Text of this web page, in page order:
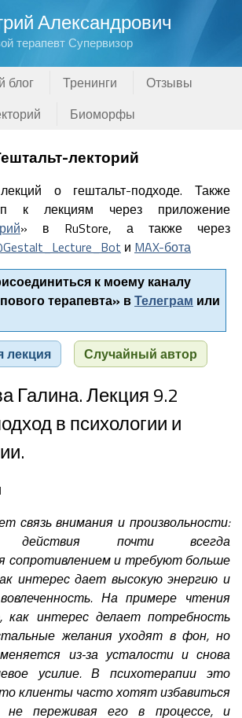
Александрович
терапевт Супервизор
блог Тренинги
Отзывы
Биоморфы
лекторий
о гештальт-подходе. Также
к лекциям через приложение
» в RuStore, а также через
и MAX-бота
к моему каналу
терапевта» вТелеграм или
лекция
Случайный автор
Галина. Лекция 9.2
в психологии и
связь внимания и произвольности:
действия почти всегда
сопротивлением и требуют больше
интерес дает высокую энергию и
На примере чтения
как интерес делает потребность
желания уходят в фон, но
из‑за усталости и снова
усилие. В психотерапии это
клиенты часто хотят избавиться
не переживая его в процессе, и